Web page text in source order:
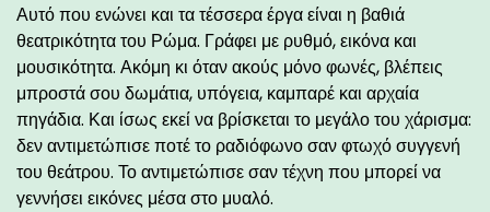
Αυτό που ενώνει και τα τέσσερα έργα είναι η βαθιά
θεατρικότητα του Ρώμα. Γράφει με ρυθμό, εικόνα και
μουσικότητα. Ακόμη κι όταν ακούς μόνο φωνές, βλέπεις
μπροστά σου δωμάτια, υπόγεια, καμπαρέ και αρχαία
πηγάδια. Και ίσως εκεί να βρίσκεται το μεγάλο του χάρισμα:
δεν αντιμετώπισε ποτέ το ραδιόφωνο σαν φτωχό συγγενή
του θεάτρου. Το αντιμετώπισε σαν τέχνη που μπορεί να
γεννήσει εικόνες μέσα στο μυαλό.